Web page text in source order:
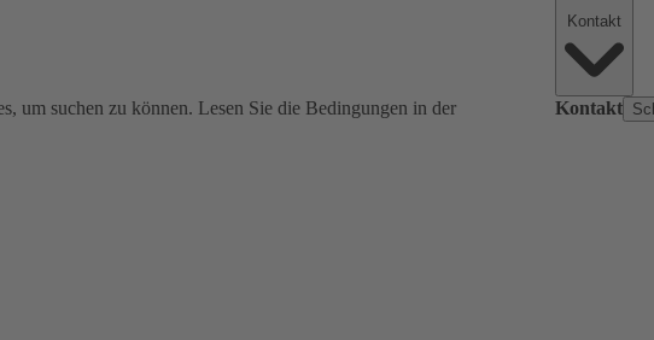
um suchen zu können. Lesen Sie die Bedingungen in der
Kontakt